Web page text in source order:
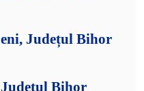
Județul Bihor
Bihor